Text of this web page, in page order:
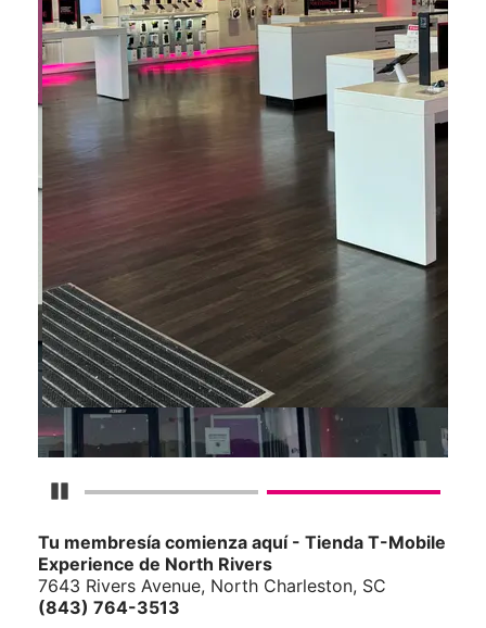
Detener carrusel
Tu membresía comienza aquí - Tienda T-Mobile
Experience de North Rivers
7643 Rivers Avenue, North Charleston, SC
(843) 764-3513